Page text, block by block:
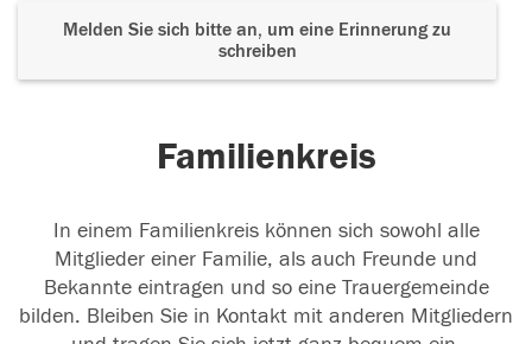
Melden Sie sich bitte an, um eine Erinnerung zu
schreiben
Familienkreis
In einem Familienkreis können sich sowohl alle
Mitglieder einer Familie, als auch Freunde und
Bekannte eintragen und so eine Trauergemeinde
bilden. Bleiben Sie in Kontakt mit anderen Mitgliedern